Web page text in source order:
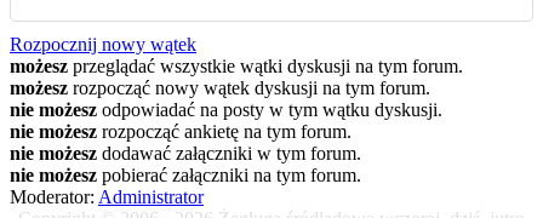
Rozpocznij nowy wątek
możesz przeglądać wszystkie wątki dyskusji na tym forum.
możesz rozpocząć nowy wątek dyskusji na tym forum.
nie możesz odpowiadać na posty w tym wątku dyskusji.
nie możesz rozpocząć ankietę na tym forum.
nie możesz dodawać załączniki w tym forum.
nie możesz pobierać załączniki na tym forum.
Moderator: Administrator